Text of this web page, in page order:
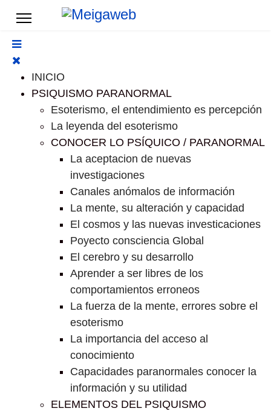
INICIO
PSIQUISMO PARANORMAL
Esoterismo, el entendimiento es percepción
La leyenda del esoterismo
CONOCER LO PSÍQUICO / PARANORMAL
La aceptacion de nuevas
investigaciones
Canales anómalos de información
La mente, su alteración y capacidad
El cosmos y las nuevas investicaciones
Poyecto consciencia Global
El cerebro y su desarrollo
Aprender a ser libres de los
comportamientos erroneos
La fuerza de la mente, errores sobre el
esoterismo
La importancia del acceso al
conocimiento
Capacidades paranormales conocer la
información y su utilidad
ELEMENTOS DEL PSIQUISMO